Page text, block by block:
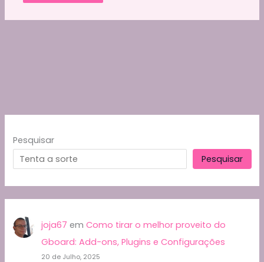
Pesquisar
Pesquisar
joja67 em Como tirar o melhor proveito do
Gboard: Add-ons, Plugins e Configurações
20 de Julho, 2025